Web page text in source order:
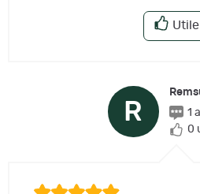
Utile
R
1
0